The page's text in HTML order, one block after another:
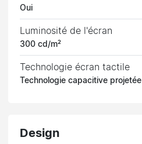
Oui
Luminosité de l'écran
300 cd/m²
Technologie écran tactile
Technologie capacitive projetée
Design